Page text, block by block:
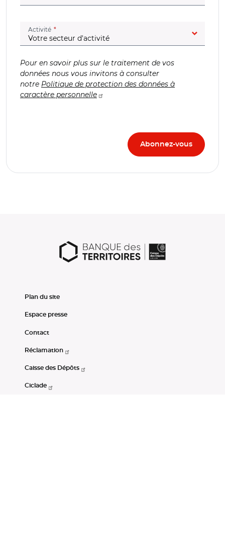
Activité (champ obligatoire)
Pour en savoir plus sur le traitement de vos
données nous vous invitons à consulter
notre Politique de protection des données à
caractère personnelle
Plan du site
Espace presse
Contact
Réclamation
Caisse des Dépôts
Ciclade